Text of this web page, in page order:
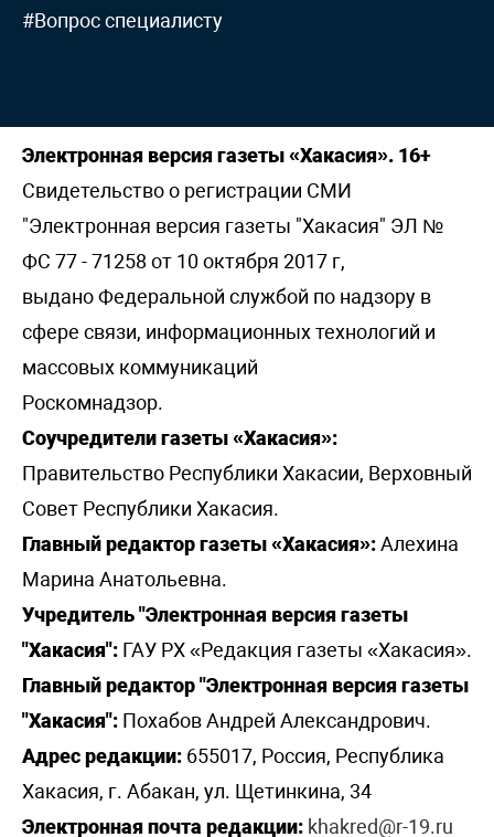
#Вопрос специалисту
Электронная версия газеты «Хакасия». 16+
Свидетельство о регистрации СМИ
"Электронная версия газеты "Хакасия" ЭЛ №
ФС 77 - 71258 от 10 октября 2017 г,
выдано Федеральной службой по надзору в
сфере связи, информационных технологий и
массовых коммуникаций
Роскомнадзор.
Соучредители газеты «Хакасия»:
Правительство Республики Хакасии, Верховный
Совет Республики Хакасия.
Главный редактор газеты «Хакасия»:Алехина
Марина Анатольевна.
Учредитель "Электронная версия газеты
"Хакасия": ГАУ РХ «Редакция газеты «Хакасия».
Главный редактор "Электронная версия газеты
"Хакасия": Похабов Андрей Александрович.
Адрес редакции: 655017, Россия, Республика
Хакасия, г. Абакан, ул. Щетинкина, 34
Электронная почта редакции: khakred@r-19.ru